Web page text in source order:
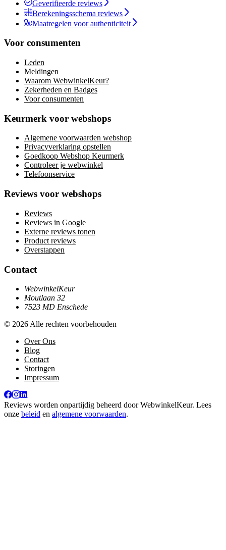
Geverifieerde reviews
Berekeningsschema reviews
Maatregelen voor authenticiteit
Voor consumenten
Leden
Meldingen
Waarom WebwinkelKeur?
Zekerheden en Badges
Voor consumenten
Keurmerk voor webshops
Algemene voorwaarden webshop
Privacyverklaring opstellen
Goedkoop Webshop Keurmerk
Controleer je webwinkel
Telefoonservice
Reviews voor webshops
Reviews
Reviews in Google
Externe reviews tonen
Product reviews
Overstappen
Contact
WebwinkelKeur
Moutlaan 32
7523 MD Enschede
© 2026 Alle rechten voorbehouden
Over Ons
Blog
Contact
Storingen
Impressum
Reviews worden onpartijdig beheerd doorWebwinkelKeur. Lees
onze beleid en algemene voorwaarden.